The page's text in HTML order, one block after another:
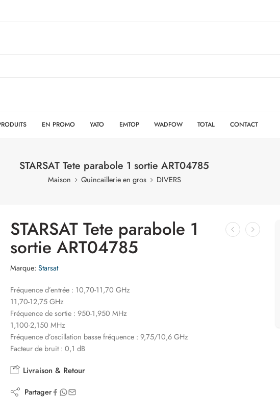
EN PROMO YATO EMTOP WADFOW TOTAL CONTACT
STARSAT Tete parabole 1 sortie ART04785
Maison Quincaillerie en gros DIVERS
STARSAT Tete parabole 1
sortie ART04785
Marque: Starsat
Fréquence d’entrée : 10,70-11,70 GHz
11,70-12,75 GHz
Fréquence de sortie : 950-1,950 MHz
1,100-2,150 MHz
Fréquence d’oscillation basse fréquence : 9,75/10,6 GHz
Facteur de bruit : 0,1 dB
Livraison & Retour
Partager